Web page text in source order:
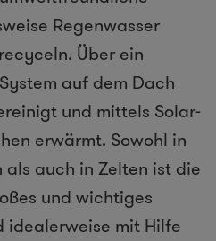
Regenwasser
Über ein
auf dem Dach
und mittels Solar-
erwärmt. Sowohl in
auch in Zelten ist die
und wichtiges
idealerweise mit Hilfe